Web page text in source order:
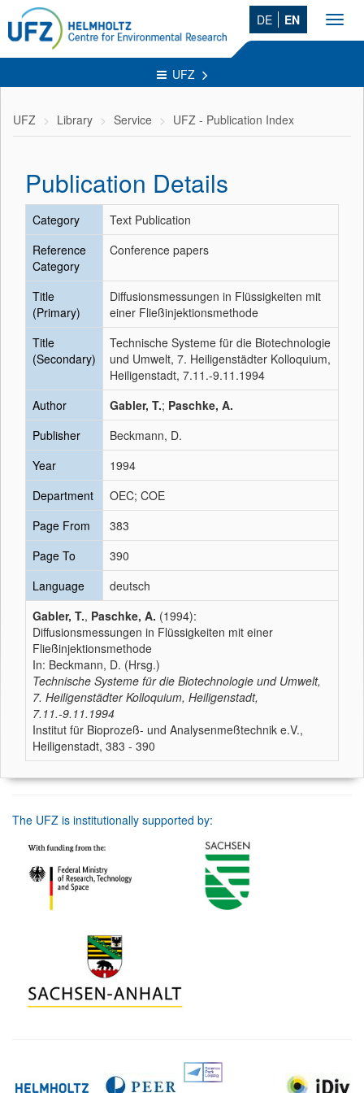
DE EN
UFZ
UFZ Library Service UFZ - Publication Index
Publication Details
Category
Text Publication
Reference
Category
Conference papers
Title
(Primary)
Diffusionsmessungen in Flüssigkeiten mit
einer Fließinjektionsmethode
Title
(Secondary)
Technische Systeme für die Biotechnologie
und Umwelt, 7. Heiligenstädter Kolloquium,
Heiligenstadt, 7.11.-9.11.1994
Author
Gabler, T.; Paschke, A.
Publisher
Beckmann, D.
Year
1994
Department
OEC; COE
Page From
383
Page To
390
Language
deutsch
Gabler, T., Paschke, A. (1994):
Diffusionsmessungen in Flüssigkeiten mit einer
Fließinjektionsmethode
In: Beckmann, D. (Hrsg.)
Technische Systeme für die Biotechnologie und Umwelt,
7. Heiligenstädter Kolloquium, Heiligenstadt,
7.11.-9.11.1994
Institut für Bioprozeß- und Analysenmeßtechnik e.V.,
Heiligenstadt, 383 - 390
The UFZ is institutionally supported by: